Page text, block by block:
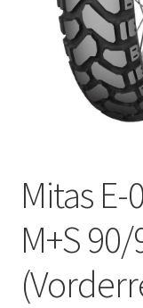
Mitas
M+S